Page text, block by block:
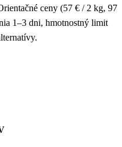
ceny (57 € / 2 kg, 97
1–3 dni, hmotnostný limit